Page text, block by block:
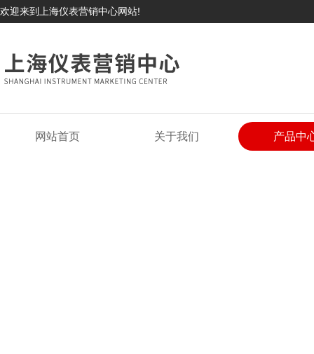
欢迎来到上海仪表营销中心网站!
网站首页 关于我们 产品中